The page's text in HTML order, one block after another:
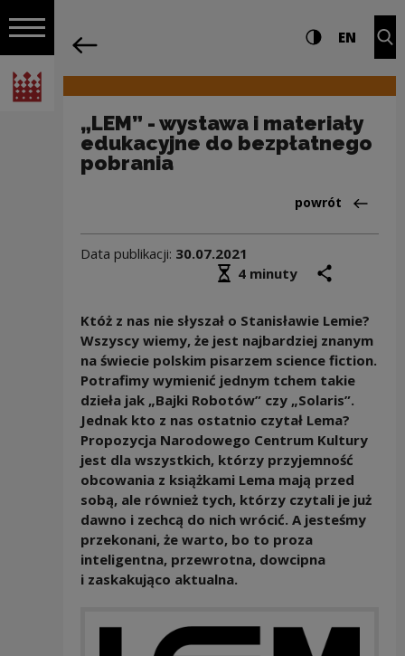
Włącz nawigację
Narodowe Centrum Kultury
Nawigacja Ustawienia i Wysoki
EN
„LEM” - wystawa i materiały
edukacyjne do bezpłatnego
pobrania
Powrót
powrót
Data publikacji: 30.07.2021
Średni czas czytania
4 minuty
Któż z nas nie słyszał o Stanisławie Lemie?
Wszyscy wiemy, że jest najbardziej znanym
na świecie polskim pisarzem science fiction.
Potrafimy wymienić jednym tchem takie
dzieła jak „Bajki Robotów” czy „Solaris”.
Jednak kto z nas ostatnio czytał Lema?
Propozycja Narodowego Centrum Kultury
jest dla wszystkich, którzy przyjemność
obcowania z książkami Lema mają przed
sobą, ale również tych, którzy czytali je już
dawno i zechcą do nich wrócić. A jesteśmy
przekonani, że warto, bo to proza
inteligentna, przewrotna, dowcipna
i zaskakująco aktualna.